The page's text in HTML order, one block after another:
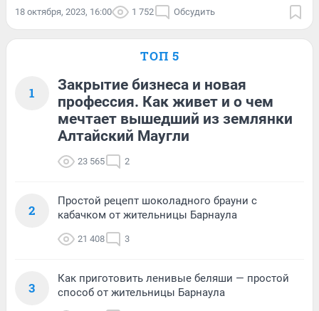
18 октября, 2023, 16:00 1 752 Обсудить
ТОП 5
1
Закрытие бизнеса и новая
профессия. Как живет и о чем
мечтает вышедший из землянки
Алтайский Маугли
23 565 2
2
Простой рецепт шоколадного брауни с
кабачком от жительницы Барнаула
21 408 3
3
Как приготовить ленивые беляши — простой
способ от жительницы Барнаула